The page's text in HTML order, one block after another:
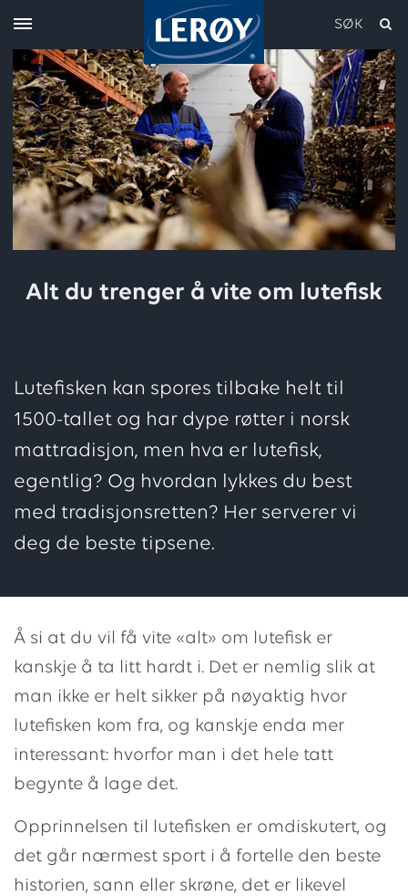
SØK
Alt du trenger å vite om lutefisk
Lutefisken kan spores tilbake helt til
1500-tallet og har dype røtter i norsk
mattradisjon, men hva er lutefisk,
egentlig? Og hvordan lykkes du best
med tradisjonsretten? Her serverer vi
deg de beste tipsene.
Å si at du vil få vite «alt» om lutefisk er
kanskje å ta litt hardt i. Det er nemlig slik at
man ikke er helt sikker på nøyaktig hvor
lutefisken kom fra, og kanskje enda mer
interessant: hvorfor man i det hele tatt
begynte å lage det.
Opprinnelsen til lutefisken er omdiskutert, og
det går nærmest sport i å fortelle den beste
historien, sann eller skrøne, det er likevel